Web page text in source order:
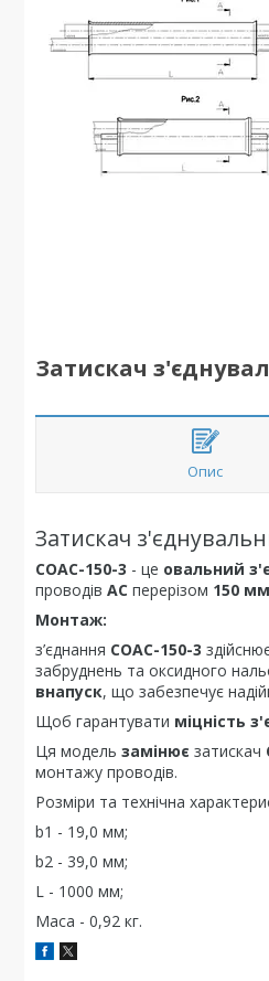
Затискач
Опис
Затискач
СОАС-150-3 - це овальний
проводів АС перерізом 150
Монтаж:
з’єднання СОАС-150-3
забруднень та оксидного
внапуск, що забезпечує
Щоб гарантувати міцність
Ця модель замінює затискач
монтажу проводів.
Розміри та технічна
b1 - 19,0 мм;
b2 - 39,0 мм;
L - 1000 мм;
Маса - 0,92 кг.